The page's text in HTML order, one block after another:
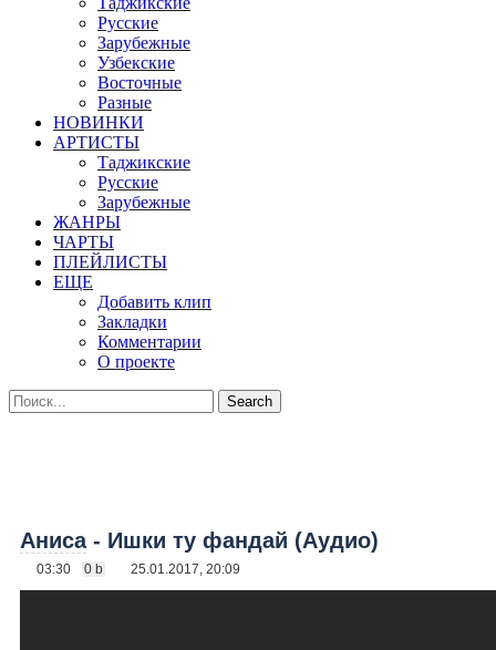
Русские
Зарубежные
Узбекские
Восточные
Разные
НОВИНКИ
АРТИСТЫ
Таджикские
Русские
Зарубежные
ЖАНРЫ
ЧАРТЫ
ПЛЕЙЛИСТЫ
ЕЩЕ
Добавить клип
Закладки
Комментарии
О проекте
Аниса- Ишки ту фандай (Аудио)
03:30 0 b 25.01.2017, 20:09